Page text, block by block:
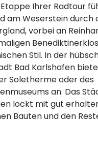
Ihrer Radtour
am Weserstein durch
vorbei an
Stil. In der
Bad Karlshafen
Soletherme oder des
an. Das
lockt mit gut
Bauten und den